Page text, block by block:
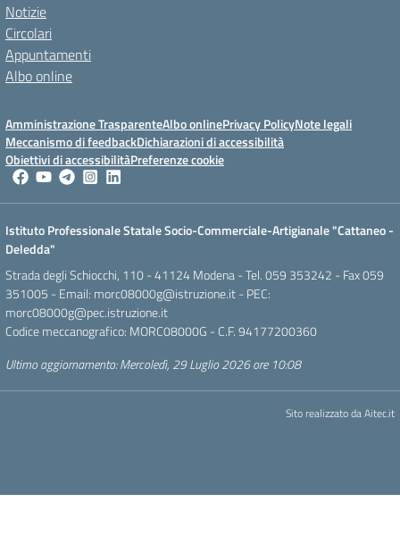
Notizie
Circolari
Appuntamenti
Albo online
Amministrazione TrasparenteAlbo onlinePrivacy PolicyNote legali
Meccanismo di feedbackDichiarazioni di accessibilità
Obiettivi di accessibilitàPreferenze cookie
Istituto Professionale Statale Socio-Commerciale-Artigianale "Cattaneo -
Deledda"
Strada degli Schiocchi, 110 - 41124 Modena - Tel. 059 353242 - Fax 059
351005 - Email: morc08000g@istruzione.it- PEC:
morc08000g@pec.istruzione.it
Codice meccanografico: MORC08000G - C.F. 94177200360
Ultimo aggiornamento: Mercoledì, 29 Luglio 2026 ore 10:08
Sito realizzato daAitec.it